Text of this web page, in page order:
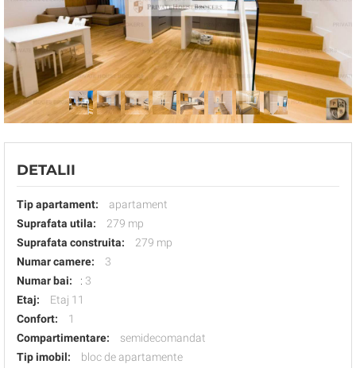
DETALII
Tip apartament:
apartament
Suprafata utila:
279 mp
Suprafata construita:
279 mp
Numar camere:
3
Numar bai:
: 3
Etaj:
Etaj 11
Confort:
1
Compartimentare:
semidecomandat
Tip imobil:
bloc de apartamente